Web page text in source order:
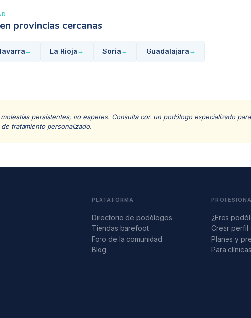
en provincias cercanas
→ La Rioja → Soria → Guadalajara →
persistentes, no esperes. Consulta con un podólogo especializado
tratamiento personalizado.
PLATAFORMA
Directorio de podólogos
Tiendas barefoot
Foro de la comunidad
Blog
¿Eres
Crear perfil
Planes y
Para clínicas